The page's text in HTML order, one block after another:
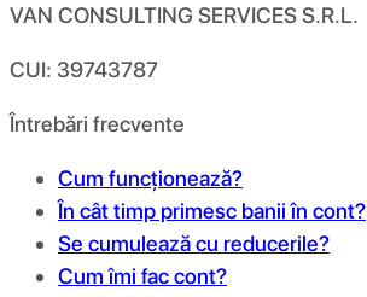
VAN CONSULTING SERVICES S.R.L.
CUI: 39743787
Întrebări frecvente
Cum funcționează?
În cât timp primesc banii în cont?
Se cumulează cu reducerile?
Cum îmi fac cont?